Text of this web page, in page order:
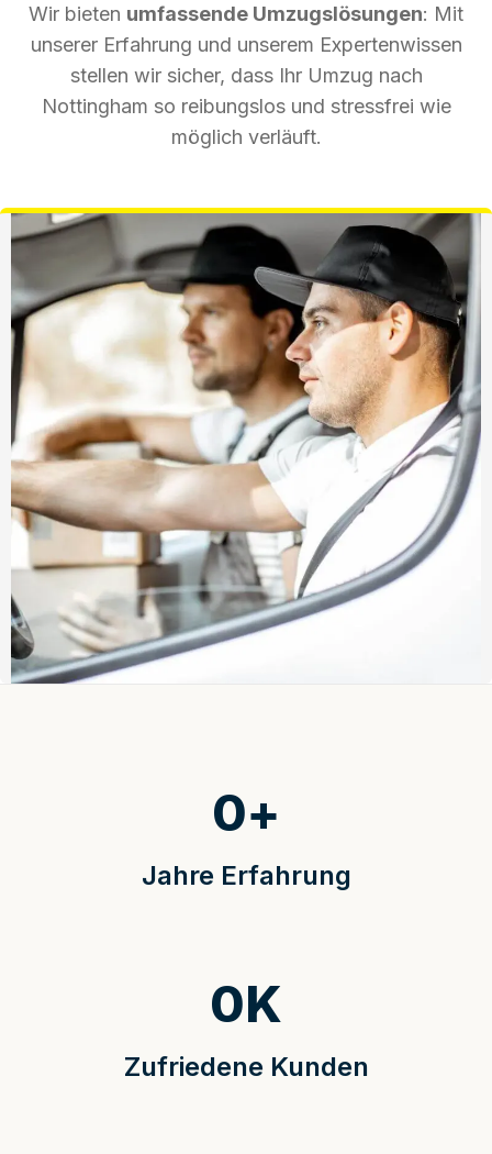
Wir bieten umfassende Umzugslösungen: Mit
unserer Erfahrung und unserem Expertenwissen
stellen wir sicher, dass Ihr Umzug nach
Nottingham so reibungslos und stressfrei wie
möglich verläuft.
Jahre Erfahrung
0+
Zufriedene Kunden
0K